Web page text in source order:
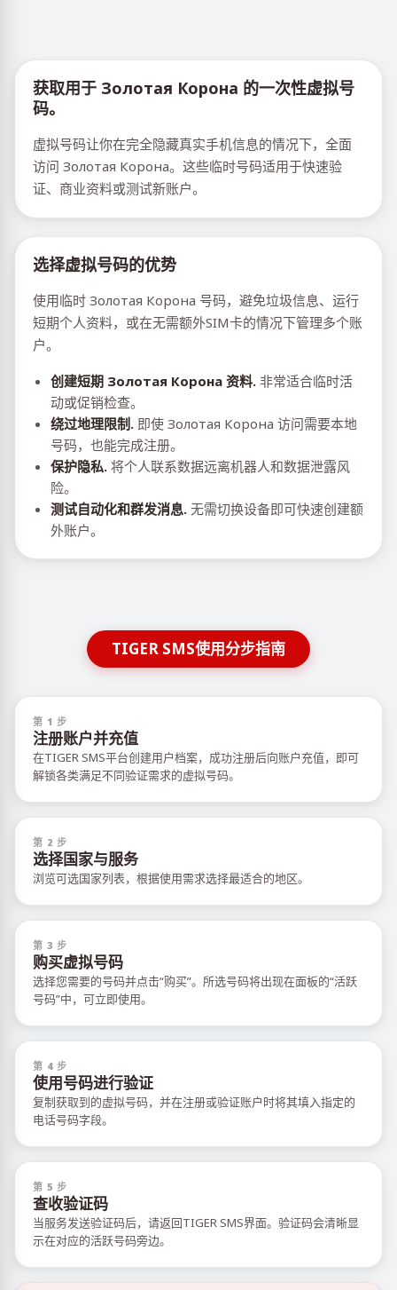
获取用于 Золотая Корона 的一次性虚拟号
码。
虚拟号码让你在完全隐藏真实手机信息的情况下，全面
访问 Золотая Корона。这些临时号码适用于快速验
证、商业资料或测试新账户。
选择虚拟号码的优势
使用临时 Золотая Корона 号码，避免垃圾信息、运行
短期个人资料，或在无需额外SIM卡的情况下管理多个账
户。
创建短期 Золотая Корона 资料. 非常适合临时活
动或促销检查。
绕过地理限制. 即使 Золотая Корона 访问需要本地
号码，也能完成注册。
保护隐私. 将个人联系数据远离机器人和数据泄露风
险。
测试自动化和群发消息. 无需切换设备即可快速创建额
外账户。
TIGER SMS使用分步指南
第 1 步
注册账户并充值
在TIGER SMS平台创建用户档案，成功注册后向账户充值，即可
解锁各类满足不同验证需求的虚拟号码。
第 2 步
选择国家与服务
浏览可选国家列表，根据使用需求选择最适合的地区。
第 3 步
购买虚拟号码
选择您需要的号码并点击“购买”。所选号码将出现在面板的“活跃
号码”中，可立即使用。
第 4 步
使用号码进行验证
复制获取到的虚拟号码，并在注册或验证账户时将其填入指定的
电话号码字段。
第 5 步
查收验证码
当服务发送验证码后，请返回TIGER SMS界面。验证码会清晰显
示在对应的活跃号码旁边。